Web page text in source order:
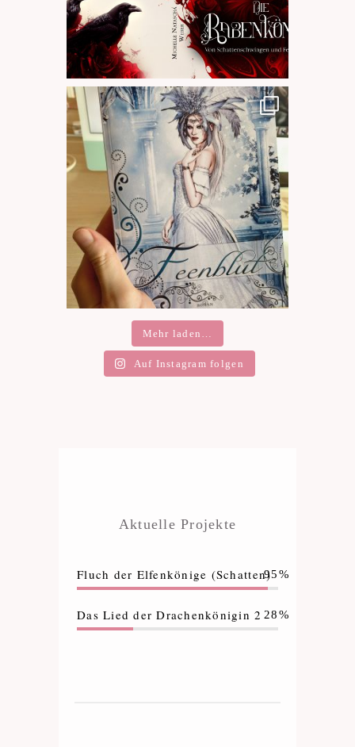
Mehr laden…
Auf Instagram folgen
Aktuelle Projekte
Fluch der Elfenkönige (Schatten)95%
Das Lied der Drachenkönigin 2 28%